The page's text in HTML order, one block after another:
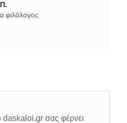
φιλόλογος
daskaloi.gr σας φέρνει